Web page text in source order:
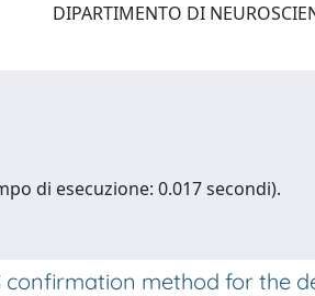
DIPARTIMENTO DI
di esecuzione: 0.017 secondi).
confirmation method for the